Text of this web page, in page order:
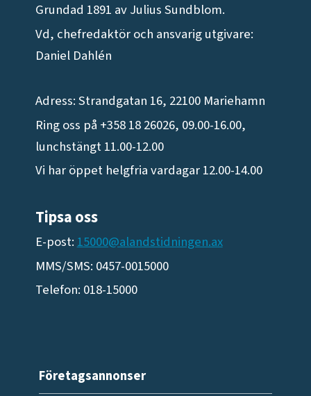
Grundad 1891 av Julius Sundblom.
Vd, chefredaktör och ansvarig utgivare:
Daniel Dahlén
Adress: Strandgatan 16, 22100 Mariehamn
Ring oss på +358 18 26026, 09.00-16.00,
lunchstängt 11.00-12.00
Vi har öppet helgfria vardagar 12.00-14.00
Tipsa oss
E-post: 15000@alandstidningen.ax
MMS/SMS: 0457-0015000
Telefon: 018-15000
Företagsannonser